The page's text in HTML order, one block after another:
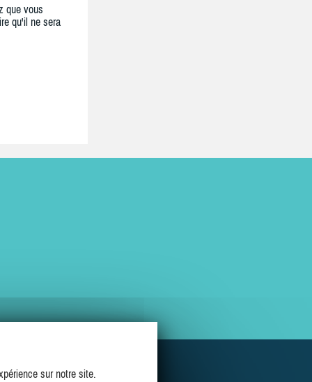
que vous
qu'il ne sera
sur notre site.